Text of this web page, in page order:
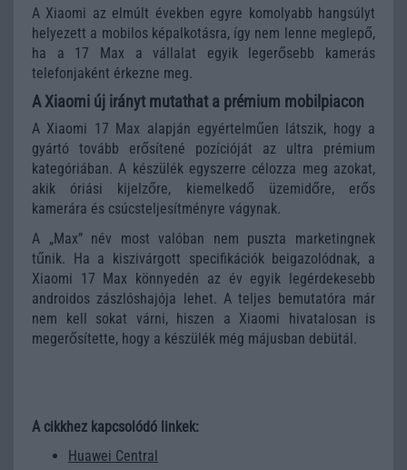
A Xiaomi az elmúlt években egyre komolyabb hangsúlyt
helyezett a mobilos képalkotásra, így nem lenne meglepő,
ha a 17 Max a vállalat egyik legerősebb kamerás
telefonjaként érkezne meg.
A Xiaomi új irányt mutathat a prémium mobilpiacon
A Xiaomi 17 Max alapján egyértelműen látszik, hogy a
gyártó tovább erősítené pozícióját az ultra prémium
kategóriában. A készülék egyszerre célozza meg azokat,
akik óriási kijelzőre, kiemelkedő üzemidőre, erős
kamerára és csúcsteljesítményre vágynak.
A „Max” név most valóban nem puszta marketingnek
tűnik. Ha a kiszivárgott specifikációk beigazolódnak, a
Xiaomi 17 Max könnyedén az év egyik legérdekesebb
androidos zászlóshajója lehet. A teljes bemutatóra már
nem kell sokat várni, hiszen a Xiaomi hivatalosan is
megerősítette, hogy a készülék még májusban debütál.
A cikkhez kapcsolódó linkek:
Huawei Central